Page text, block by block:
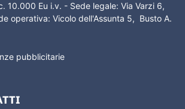
10.000 Eu i.v. - Sede legale: Via Varzi 6,
operativa: Vicolo dell'Assunta 5, Busto A.
pubblicitarie